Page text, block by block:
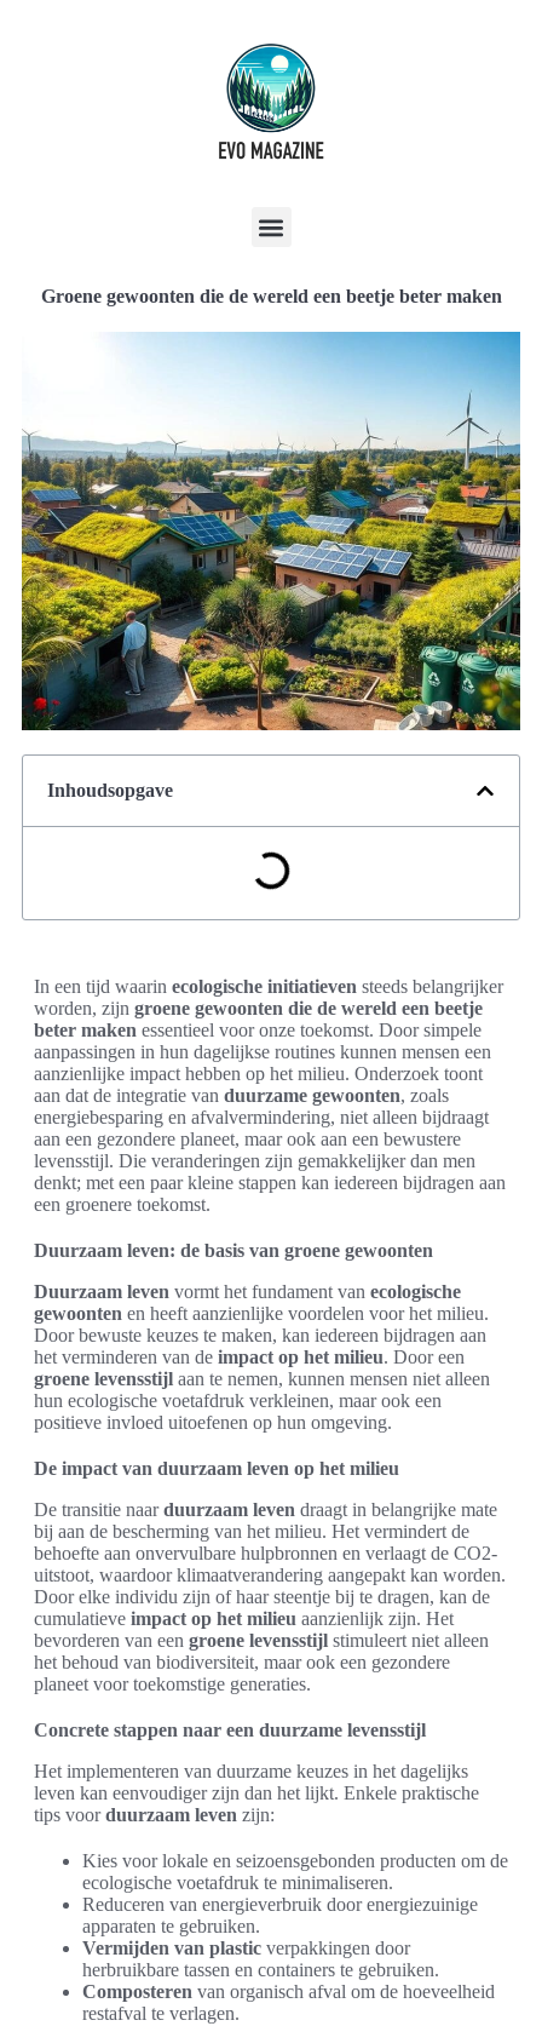
Groene gewoonten die de wereld een beetje beter maken
Inhoudsopgave
In een tijd waarin ecologische initiatieven steeds belangrijker
worden, zijn groene gewoonten die de wereld een beetje
beter maken essentieel voor onze toekomst. Door simpele
aanpassingen in hun dagelijkse routines kunnen mensen een
aanzienlijke impact hebben op het milieu. Onderzoek toont
aan dat de integratie van duurzame gewoonten, zoals
energiebesparing en afvalvermindering, niet alleen bijdraagt
aan een gezondere planeet, maar ook aan een bewustere
levensstijl. Die veranderingen zijn gemakkelijker dan men
denkt; met een paar kleine stappen kan iedereen bijdragen aan
een groenere toekomst.
Duurzaam leven: de basis van groene gewoonten
Duurzaam leven vormt het fundament van ecologische
gewoonten en heeft aanzienlijke voordelen voor het milieu.
Door bewuste keuzes te maken, kan iedereen bijdragen aan
het verminderen van de impact op het milieu. Door een
groene levensstijl aan te nemen, kunnen mensen niet alleen
hun ecologische voetafdruk verkleinen, maar ook een
positieve invloed uitoefenen op hun omgeving.
De impact van duurzaam leven op het milieu
De transitie naarduurzaam leven draagt in belangrijke mate
bij aan de bescherming van het milieu. Het vermindert de
behoefte aan onvervulbare hulpbronnen en verlaagt de CO2-
uitstoot, waardoor klimaatverandering aangepakt kan worden.
Door elke individu zijn of haar steentje bij te dragen, kan de
cumulatieve impact op het milieu aanzienlijk zijn. Het
bevorderen van een groene levensstijl stimuleert niet alleen
het behoud van biodiversiteit, maar ook een gezondere
planeet voor toekomstige generaties.
Concrete stappen naar een duurzame levensstijl
Het implementeren van duurzame keuzes in het dagelijks
leven kan eenvoudiger zijn dan het lijkt. Enkele praktische
tips voorduurzaam leven zijn:
Kies voor lokale en seizoensgebonden producten om de
ecologische voetafdruk te minimaliseren.
Reduceren van energieverbruik door energiezuinige
apparaten te gebruiken.
Vermijden van plastic verpakkingen door
herbruikbare tassen en containers te gebruiken.
Composteren van organisch afval om de hoeveelheid
restafval te verlagen.